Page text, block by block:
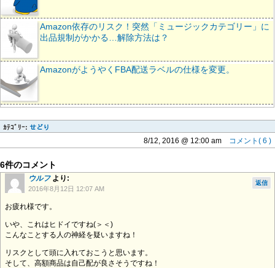
Amazon依存のリスク！突然「ミュージックカテゴリー」に
出品規制がかかる…解除方法は？
AmazonがようやくFBA配送ラベルの仕様を変更。
ｶﾃｺﾞﾘｰ: せどり
8/12, 2016 @ 12:00 am コメント( 6 )
6件のコメント
ウルフ より:
2016年8月12日 12:07 AM
お疲れ様です。
いや、これはヒドイですね(＞＜)
こんなことする人の神経を疑いますね！
リスクとして頭に入れておこうと思います。
そして、高額商品は自己配が良さそうですね！
返信